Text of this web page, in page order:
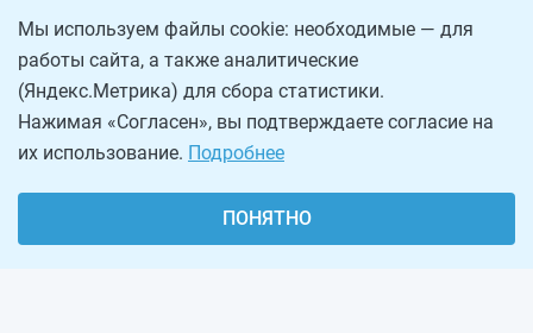
Мы используем файлы cookie: необходимые — для
работы сайта, а также аналитические
(Яндекс.Метрика) для сбора статистики.
Нажимая «Согласен», вы подтверждаете согласие на
их использование. Подробнее
ПОНЯТНО